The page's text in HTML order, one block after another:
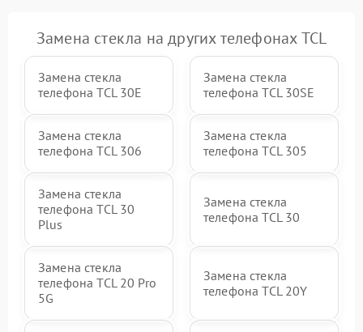
Замена стекла на других телефонах TCL
Замена стекла
телефона TCL 30Е
Замена стекла
телефона TCL 30SE
Замена стекла
телефона TCL 306
Замена стекла
телефона TCL 305
Замена стекла
телефона TCL 30
Plus
Замена стекла
телефона TCL 30
Замена стекла
телефона TCL 20 Pro
5G
Замена стекла
телефона TCL 20Y